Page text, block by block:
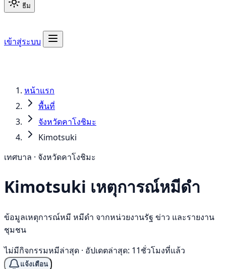
ธีม
เข้าสู่ระบบ
หน้าแรก
พื้นที่
จังหวัดคาโงชิมะ
Kimotsuki
เทศบาล · จังหวัดคาโงชิมะ
Kimotsuki เหตุการณ์หมีดำ
ข้อมูลเหตุการณ์หมี หมีดำ จากหน่วยงานรัฐ ข่าว และรายงาน
ชุมชน
ไม่มีกิจกรรมหมีล่าสุด · อัปเดตล่าสุด: 11ชั่วโมงที่แล้ว
แจ้งเตือน